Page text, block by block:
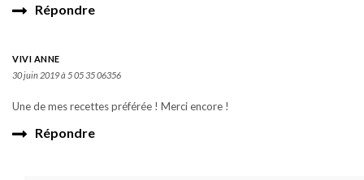
Répondre
VIVI ANNE
30 juin 2019 à 5 05 35 06356
Une de mes recettes préférée ! Merci encore !
Répondre